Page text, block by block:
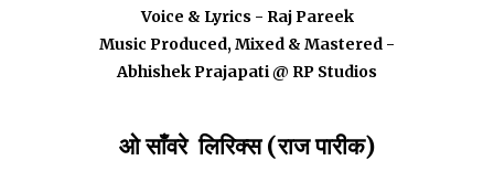
Voice & Lyrics - Raj Pareek
Music Produced, Mixed & Mastered -
Abhishek Prajapati @ RP Studios
ओ साँवरे लिरिक्स (राज पारीक)